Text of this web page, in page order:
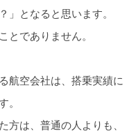
」となると思います。
とでありません。
航空会社は、搭乗実績に
。
方は、普通の人よりも、